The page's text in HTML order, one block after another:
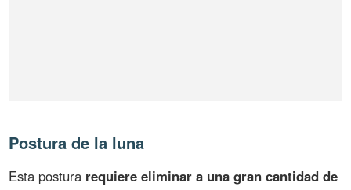
Postura de la luna
Esta postura requiere eliminar a una gran cantidad de